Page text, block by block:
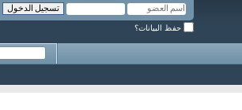
حفظ البيانات؟